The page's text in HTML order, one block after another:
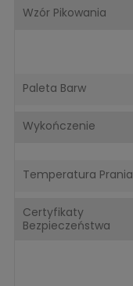
Wzór Pikowania
Paleta Barw
Wykończenie
Temperatura Prania
Certyfikaty
Bezpieczeństwa